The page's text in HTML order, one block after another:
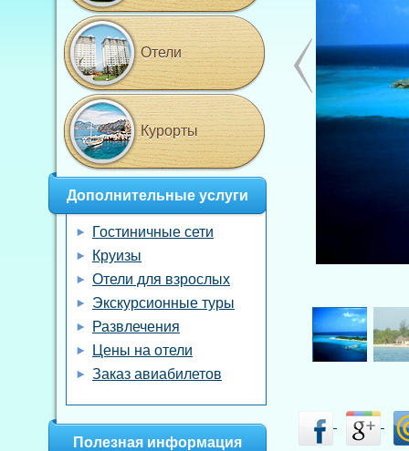
Отели
Курорты
Дополнительные услуги
Гостиничные сети
Круизы
Отели для взрослых
Экскурсионные туры
Развлечения
Цены на отели
Заказ авиабилетов
Полезная информация